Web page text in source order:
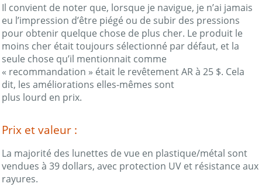
Il convient de noter que, lorsque je navigue, je n’ai jamais
eu l’impression d’être piégé ou de subir des pressions
pour obtenir quelque chose de plus cher. Le produit le
moins cher était toujours sélectionné par défaut, et la
seule chose qu’il mentionnait comme
« recommandation » était le revêtement AR à 25 $. Cela
dit, les améliorations elles-mêmes sont
plus lourd en prix.
Prix et valeur :
La majorité des lunettes de vue en plastique/métal sont
vendues à 39 dollars, avec protection UV et résistance aux
rayures.